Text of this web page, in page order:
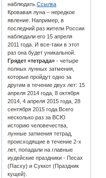
наблюдать.Ссылка
Кровавая луна – нередкое
явление. Например, в
последний раз жители России
наблюдали его 15 апреля
2011 года. И все-таки в этот
раз она будет уникальной.
Грядет «тетрада» - четыре
полных лунных затмения,
которые пройдут одно за
другим в течение двух лет: 15
апреля 2014 года, 8 октября
2014, 4 апреля 2015 года, 28
сентября 2015 года.Всего
несколько раз за ВСЮ
историю человечества,
лунные затмения тетрад,
происходящие в течение 2-х
лет, попадали на главные
иудейские праздники - Песах
(Пасху) и Суккот (Праздник
кущей).